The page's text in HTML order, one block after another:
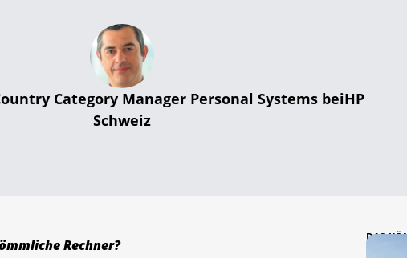
Category Manager Personal Systems beiHP
Schweiz
Rechner?
DAS